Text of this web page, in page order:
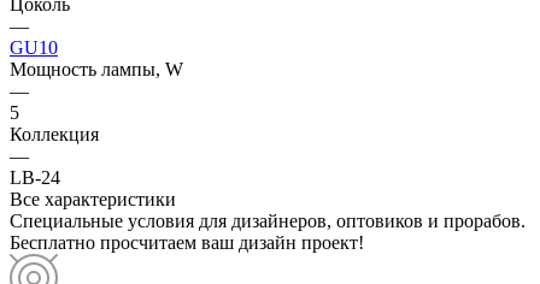
—
GU10
Мощность лампы, W
—
5
Коллекция
—
LB-24
Все характеристики
Специальные условия для дизайнеров, оптовиков и прорабов.
Бесплатно просчитаем ваш дизайн проект!